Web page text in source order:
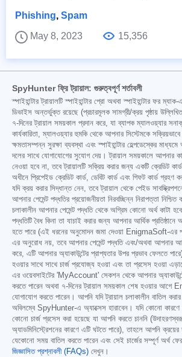
Phishing, Spam
May 8, 2023
15,356
SpyHunter ফ্রি ট্রায়াল: গুরুত্বপূর্ণ শর্তাবলী
স্পাইহান্টার ট্রায়ালটি স্পাইহান্টার প্রো অথবা স্পাইহান্টার ফর
ডিভাইস অন্তর্ভুক্ত রয়েছে (প্রচারমূলক সামগ্রী/ক্রয় পৃষ্ঠায়
৭-দিনের ট্রায়াল সময়কাল প্রদান করে, যা ব্যাপক ম্যালওয়্যার
কার্যকারিতা, ম্যালওয়্যার হুমকি থেকে আপনার সিস্টেমকে
ক্ষমতাসম্পন্ন সুরক্ষা ব্যবস্থা এবং স্পাইহান্টার হেল্পডেস্কের
দলের সাথে যোগাযোগের সুযোগ দেয়। ট্রায়াল সময়কালে আপনার
নেওয়া হবে না, তবে ট্রায়ালটি সক্রিয় করার জন্য একটি ক্রেডিট
অধীনে প্রিপেইড ক্রেডিট কার্ড, ডেবিট কার্ড এবং গিফট কার্ড
যদি ক্রয় করার সিদ্ধান্ত নেন, তবে ট্রায়াল থেকে পেইড
আপনার পেমেন্ট পদ্ধতির প্রয়োজনীয়তা নিরবচ্ছিন্ন নিরাপত্তা
চলাকালীন আপনার পেমেন্ট পদ্ধতি থেকে অগ্রিম কোনো অর্থ কাটা
পদ্ধতিটি বৈধ কিনা তা যাচাই করার জন্য আপনার আর্থিক
হতে পারে (এই ধরনের অনুমোদন জমা দেওয়া EnigmaSoft-এর
এর অনুরোধ নয়, তবে আপনার পেমেন্ট পদ্ধতি এবং/অথবা আপনার
করে, এটি আপনার অ্যাকাউন্টের প্রাপ্যতার উপর প্রভাব ফেলতে
হওয়ার সাথে সাথে চার্জ প্রযোজ্য হওয়া এবং তা প্রসেস হওয়া
এর ওয়েবসাইটের 'MyAccount' সেকশন থেকে আপনার
করতে পারেন অথবা ৭-দিনের ট্রায়াল সময়কাল শেষ হওয়ার আগে
যোগাযোগ করতে পারেন। আপনি যদি ট্রায়াল চলাকালীন বাতিল
অবিলম্বে SpyHunter-এ অ্যাক্সেস হারাবেন। যদি কোনো
কোনো চার্জ প্রসেস করা হয়েছে যা আপনি করতে চাননি
অ্যাডমিনিস্ট্রেশনের কারণে এটি ঘটতে পারে), তাহলে আপনি ক্রয়ের
যেকোনো সময় বাতিল করতে পারেন এবং সেই চার্জের সম্পূর্ণ অর্থ
জিজ্ঞাসিত প্রশ্নাবলী (FAQs) দেখুন।